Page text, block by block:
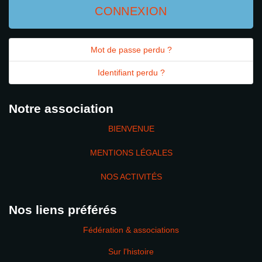
CONNEXION
Mot de passe perdu ?
Identifiant perdu ?
Notre association
BIENVENUE
MENTIONS LÉGALES
NOS ACTIVITÉS
Nos liens préférés
Fédération & associations
Sur l'histoire